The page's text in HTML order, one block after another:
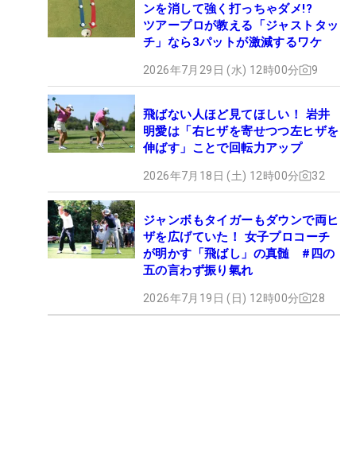
ンを消して強く打っちゃダメ!?
ツアープロが教える「ジャストタッ
チ」なら3パットが激減するワケ
2026年7月29日 (水) 12時00分 9
飛ばない人ほど見てほしい！ 岩井
明愛は「右ヒザを寄せつつ左ヒザを
伸ばす」ことで回転力アップ
2026年7月18日 (土) 12時00分 32
ジャンボもタイガーもダウンで両ヒ
ザを広げていた！ 女子プロコーチ
が明かす「飛ばし」の真髄 #四の
五の言わず振り氣れ
2026年7月19日 (日) 12時00分 28